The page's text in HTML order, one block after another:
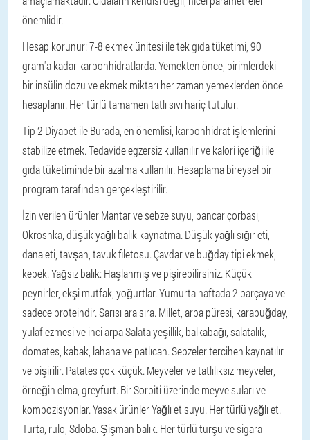
önemlidir.
Hesap korunur: 7-8 ekmek ünitesi ile tek gıda tüketimi, 90
gram'a kadar karbonhidratlarda. Yemekten önce, birimlerdeki
bir insülin dozu ve ekmek miktarı her zaman yemeklerden önce
hesaplanır. Her türlü tamamen tatlı sıvı hariç tutulur.
Tip 2 Diyabet ileBurada, en önemlisi, karbonhidrat işlemlerini
stabilize etmek. Tedavide egzersiz kullanılır ve kalori içeriği ile
gıda tüketiminde bir azalma kullanılır. Hesaplama bireysel bir
program tarafından gerçekleştirilir.
İzin verilen ürünlerMantar ve sebze suyu, pancar çorbası,
Okroshka, düşük yağlı balık kaynatma. Düşük yağlı sığır eti,
dana eti, tavşan, tavuk filetosu.Çavdar ve buğday tipi ekmek,
kepek.Yağsız balık: Haşlanmış ve pişirebilirsiniz. Küçük
peynirler, ekşi mutfak, yoğurtlar.Yumurta haftada 2 parçaya ve
sadece proteindir. Sarısı ara sıra. Millet, arpa püresi, karabuğday,
yulaf ezmesi ve inci arpaSalata yeşillik, balkabağı, salatalık,
domates, kabak, lahana ve patlıcan. Sebzeler tercihen kaynatılır
ve pişirilir. Patates çok küçük. Meyveler ve tatlılıksız meyveler,
örneğin elma, greyfurt. Bir Sorbiti üzerinde meyve suları ve
kompozisyonlar.Yasak ürünlerYağlı et suyu. Her türlü yağlı et.
Turta, rulo, Sdoba. Şişman balık. Her türlü turşu ve sigara